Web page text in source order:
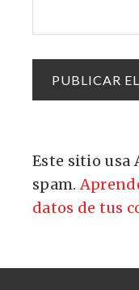
Este sitio usa
spam.
datos de tus